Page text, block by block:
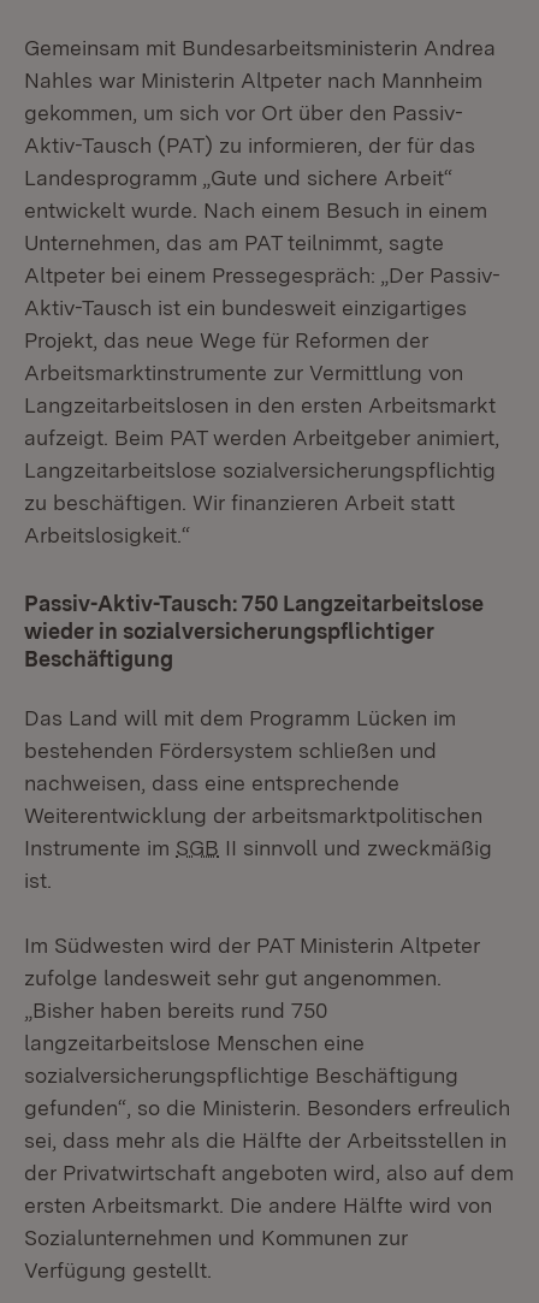
Gemeinsam mit Bundesarbeitsministerin Andrea
Nahles war Ministerin Altpeter nach Mannheim
gekommen, um sich vor Ort über den Passiv-
Aktiv-Tausch (PAT) zu informieren, der für das
Landesprogramm „Gute und sichere Arbeit“
entwickelt wurde. Nach einem Besuch in einem
Unternehmen, das am PAT teilnimmt, sagte
Altpeter bei einem Pressegespräch: „Der Passiv-
Aktiv-Tausch ist ein bundesweit einzigartiges
Projekt, das neue Wege für Reformen der
Arbeitsmarktinstrumente zur Vermittlung von
Langzeitarbeitslosen in den ersten Arbeitsmarkt
aufzeigt. Beim PAT werden Arbeitgeber animiert,
Langzeitarbeitslose sozialversicherungspflichtig
zu beschäftigen. Wir finanzieren Arbeit statt
Arbeitslosigkeit.“
Passiv-Aktiv-Tausch: 750 Langzeitarbeitslose
wieder in sozialversicherungspflichtiger
Beschäftigung
Das Land will mit dem Programm Lücken im
bestehenden Fördersystem schließen und
nachweisen, dass eine entsprechende
Weiterentwicklung der arbeitsmarktpolitischen
Instrumente im SGB II sinnvoll und zweckmäßig
ist.
Im Südwesten wird der PAT Ministerin Altpeter
zufolge landesweit sehr gut angenommen.
„Bisher haben bereits rund 750
langzeitarbeitslose Menschen eine
sozialversicherungspflichtige Beschäftigung
gefunden“, so die Ministerin. Besonders erfreulich
sei, dass mehr als die Hälfte der Arbeitsstellen in
der Privatwirtschaft angeboten wird, also auf dem
ersten Arbeitsmarkt. Die andere Hälfte wird von
Sozialunternehmen und Kommunen zur
Verfügung gestellt.